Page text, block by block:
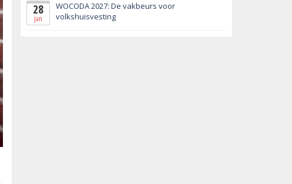
28
jan
WOCODA 2027: De vakbeurs voor
volkshuisvesting